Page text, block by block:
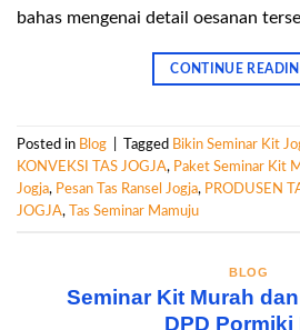
bahas mengenai detail oesanan
CONTINUE
Posted in Blog Tagged Bikin Seminar Kit
KONVEKSI TAS JOGJA, Paket Seminar Kit
Jogja, Pesan Tas Ransel Jogja, PRODUSEN
JOGJA, Tas Seminar Mamuju
BLOG
Seminar Kit Murah
DPD Pormiki